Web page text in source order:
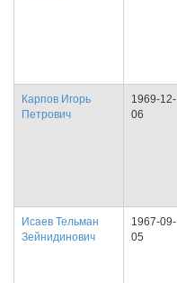
Карпов Игорь
Петрович
1969-12-
06
Исаев Тельман
Зейнидинович
1967-09-
05